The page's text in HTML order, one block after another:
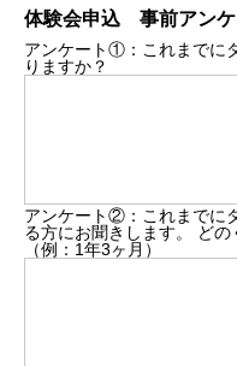
体験会申込 事前アンケ
アンケート①：これまでに
りますか？
アンケート②：これまでに
る方にお聞きします。 ど
（例：1年3ヶ月）